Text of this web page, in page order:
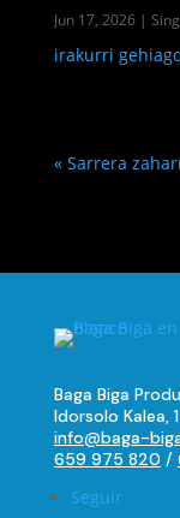
Jun 17, 2026 |
irakurri
« Sarrera
Baga Biga
Idorsolo Kalea,
info@baga-
659 975 820 /
Seguir